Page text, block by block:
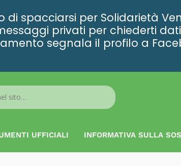
spacciarsi per Solidarietà
privati per chiederti
segnala il profilo a
UFFICIALI INFORMATIVA SULLA